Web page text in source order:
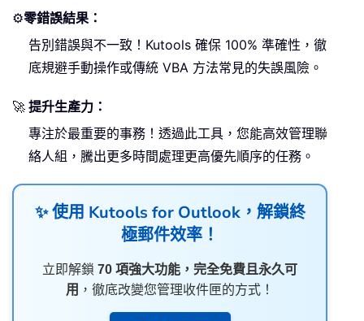
⚙️零錯誤結果：
告別錯誤與不一致！Kutools 確保 100% 準確性，徹
底規避手動操作或傳統 VBA 方法常見的失誤風險。
🚀 提升生產力：
專注於最重要的事務！透過此工具，您能高效管理聯
絡人組，騰出更多時間處理更高優先順序的任務。
✨ 使用 Kutools for Outlook，解鎖終
極郵件效率！
立即解鎖 70 項強大功能，完全免費且永久可
用 ，徹底改變您管理收件匣的方式！